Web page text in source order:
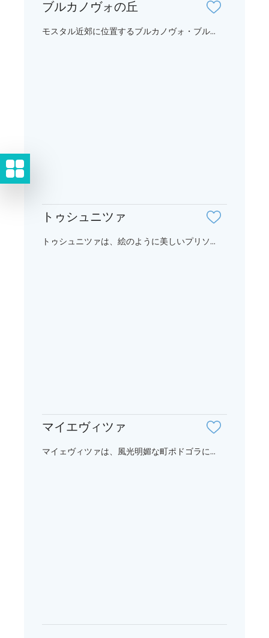
ブルカノヴォの丘
モスタル近郊に位置するブルカノヴォ・ブル...
トゥシュニツァ
トゥシュニツァは、絵のように美しいプリソ...
マイエヴィツァ
マイェヴィツァは、風光明媚な町ポドゴラに...